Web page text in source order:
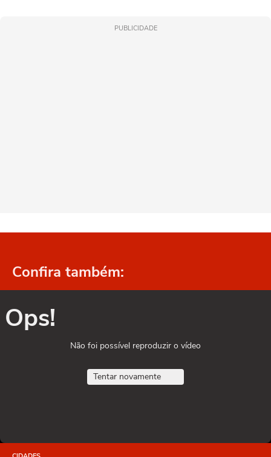
PUBLICIDADE
Confira também:
Ops!
Não foi possível reproduzir o vídeo
Tentar novamente